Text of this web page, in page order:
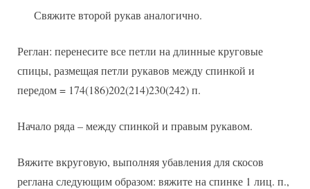
Свяжите второй рукав аналогично.
Реглан: перенесите все петли на длинные круговые
спицы, размещая петли рукавов между спинкой и
передом = 174(186)202(214)230(242) п.
Начало ряда – между спинкой и правым рукавом.
Вяжите вкруговую, выполняя убавления для скосов
реглана следующим образом: вяжите на спинке 1 лиц. п.,